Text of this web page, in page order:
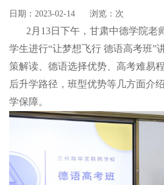
日期：2023-02-14 浏览： 次
2月13日下午，甘肃中德学院老
学生进行“让梦想飞行 德语高考班”
策解读、德语选择优势、高考难易
后升学路径，班型优势等几方面介
学保障。